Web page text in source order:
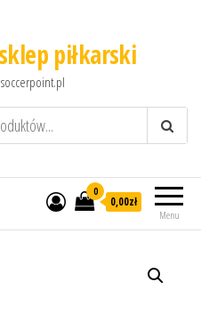
piłkarski
Menu
0
0,00zł